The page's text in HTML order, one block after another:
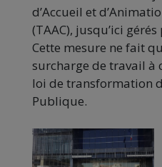
d’Accueil et
(TAAC), jusqu’ici
Cette mesure ne fait
surcharge de travail à
loi de transformation
Publique.